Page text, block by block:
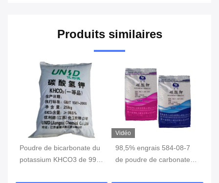
Produits similaires
Poudre de bicarbonate du
potassium KHCO3 de 99%
Vidéo
98,5% engrais 584-08-7
de poudre de carbonate